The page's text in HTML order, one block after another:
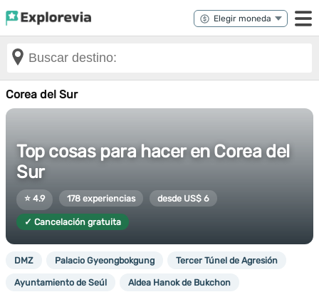
Corea del Sur
Top cosas para hacer en Corea del
Sur
⭐ 4.9 178 experiencias desde US$ 6
✓ Cancelación gratuita
DMZ Palacio Gyeongbokgung Tercer Túnel de Agresión
Ayuntamiento de Seúl Aldea Hanok de Bukchon